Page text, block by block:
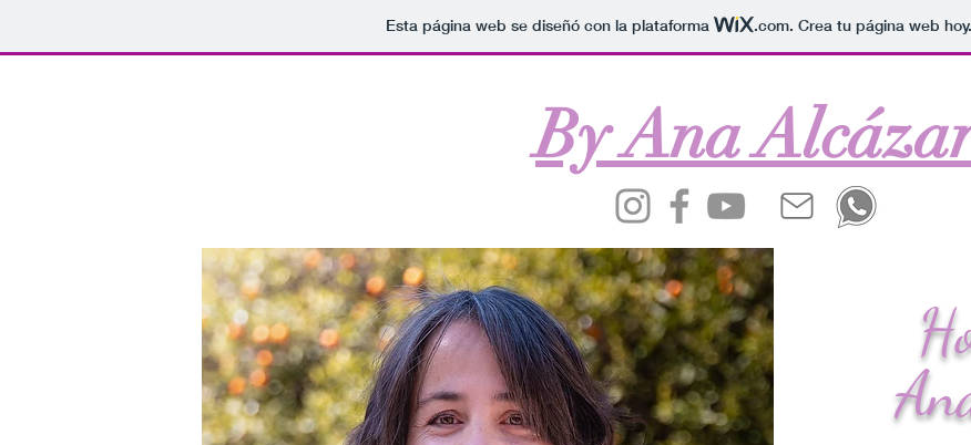
Esta página web se diseñó con la plataforma .com. Crea tu página web hoy.
By Ana